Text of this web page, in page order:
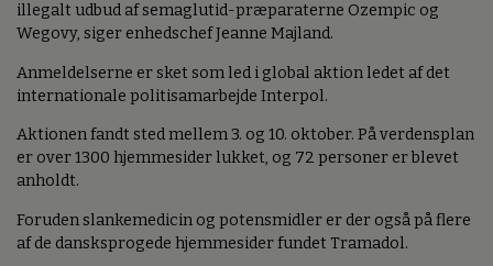
illegalt udbud af semaglutid-præparaterne Ozempic og
Wegovy, siger enhedschef Jeanne Majland.
Anmeldelserne er sket som led i global aktion ledet af det
internationale politisamarbejde Interpol.
Aktionen fandt sted mellem 3. og 10. oktober. På verdensplan
er over 1300 hjemmesider lukket, og 72 personer er blevet
anholdt.
Foruden slankemedicin og potensmidler er der også på flere
af de dansksprogede hjemmesider fundet Tramadol.